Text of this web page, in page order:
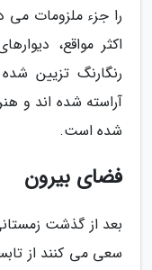
را جزء ملزومات می
اکثر مواقع،
رنگارنگ تزیین
آراسته شده اند و
شده است.
فضای بیرون
بعد از گذشت
سعی می کنند از